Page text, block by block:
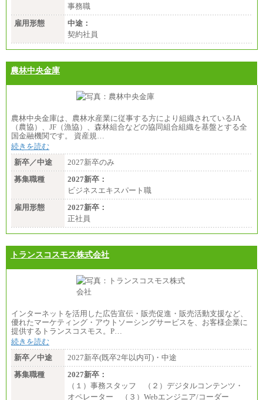
事務職
雇用形態
中途：
契約社員
農林中央金庫
農林中央金庫は、農林水産業に従事する方により組織されているJA
（農協）、JF（漁協）、森林組合などの協同組合組織を基盤とする全
国金融機関です。 資産規…
続きを読む
新卒／中途
2027新卒のみ
募集職種
2027新卒：
ビジネスエキスパート職
雇用形態
2027新卒：
正社員
トランスコスモス株式会社
インターネットを活用した広告宣伝・販売促進・販売活動支援など、
優れたマーケティング・アウトソーシングサービスを、お客様企業に
提供するトランスコスモス。P…
続きを読む
新卒／中途
2027新卒(既卒2年以内可)・中途
募集職種
2027新卒：
（１）事務スタッフ （２）デジタルコンテンツ・
オペレーター （３）Webエンジニア/コーダー